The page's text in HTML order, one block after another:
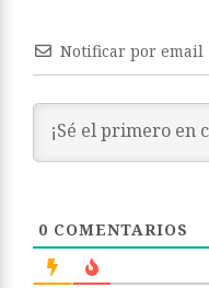
Notificar por email
0 COMENTARIOS